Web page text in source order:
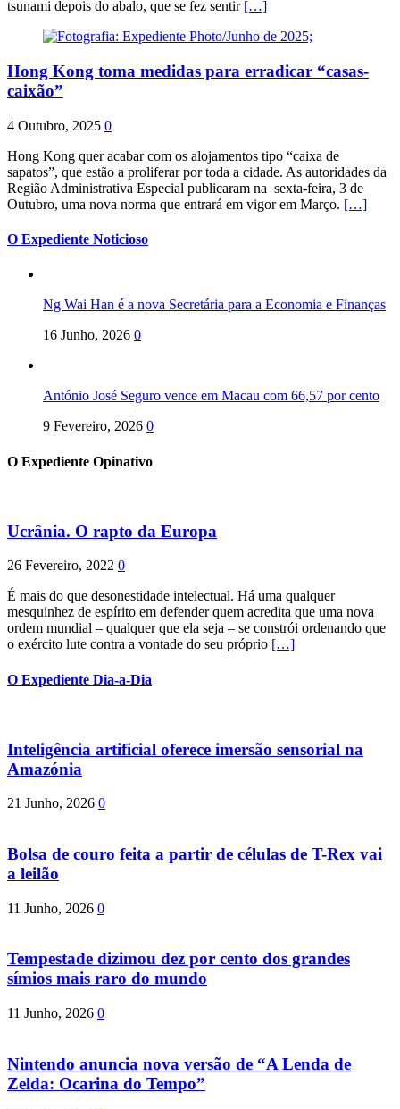
tsunami depois do abalo, que se fez sentir […]
Hong Kong toma medidas para erradicar “casas-
caixão”
4 Outubro, 2025 0
Hong Kong quer acabar com os alojamentos tipo “caixa de
sapatos”, que estão a proliferar por toda a cidade. As autoridades da
Região Administrativa Especial publicaram na sexta-feira, 3 de
Outubro, uma nova norma que entrará em vigor em Março. […]
O Expediente Noticioso
Ng Wai Han é a nova Secretária para a Economia e Finanças
16 Junho, 2026 0
António José Seguro vence em Macau com 66,57 por cento
9 Fevereiro, 2026 0
O Expediente Opinativo
Ucrânia. O rapto da Europa
26 Fevereiro, 2022 0
É mais do que desonestidade intelectual. Há uma qualquer
mesquinhez de espírito em defender quem acredita que uma nova
ordem mundial – qualquer que ela seja – se constrói ordenando que
o exército lute contra a vontade do seu próprio […]
O Expediente Dia-a-Dia
Inteligência artificial oferece imersão sensorial na
Amazónia
21 Junho, 2026 0
Bolsa de couro feita a partir de células de T-Rex vai
a leilão
11 Junho, 2026 0
Tempestade dizimou dez por cento dos grandes
símios mais raro do mundo
11 Junho, 2026 0
Nintendo anuncia nova versão de “A Lenda de
Zelda: Ocarina do Tempo”